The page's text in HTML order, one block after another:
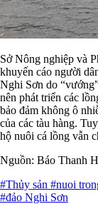
Sở Nông nghiệp và
khuyến cáo người
Nghi Sơn do
nên phát triển các
bảo đảm không ô
của các tàu hàng.
hộ nuôi cá lồng vẫn
Nguồn: Báo Thanh
#Thủy sản #nuoi
#đảo Nghi Sơn